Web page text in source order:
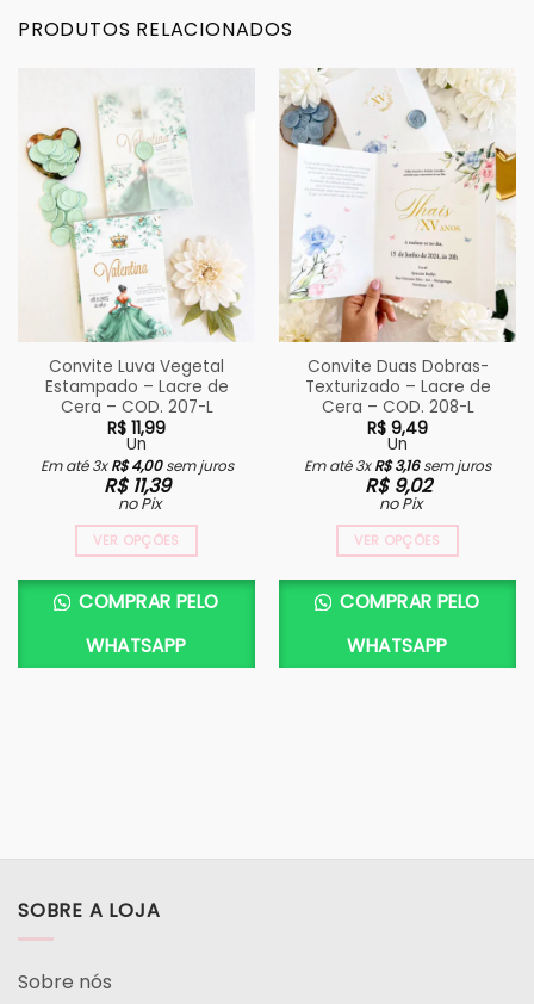
PRODUTOS RELACIONADOS
Convite Luva Vegetal
Estampado – Lacre de
Cera – COD. 207-L
R$ 11,99
Un
Em até 3xR$4,00sem juros
R$11,39
no Pix
VER OPÇÕES
COMPRAR PELO
WHATSAPP
Convite Duas Dobras-
Texturizado – Lacre de
Cera – COD. 208-L
R$ 9,49
Un
Em até 3xR$3,16sem juros
R$9,02
no Pix
VER OPÇÕES
COMPRAR PELO
WHATSAPP
SOBRE A LOJA
Sobre nós